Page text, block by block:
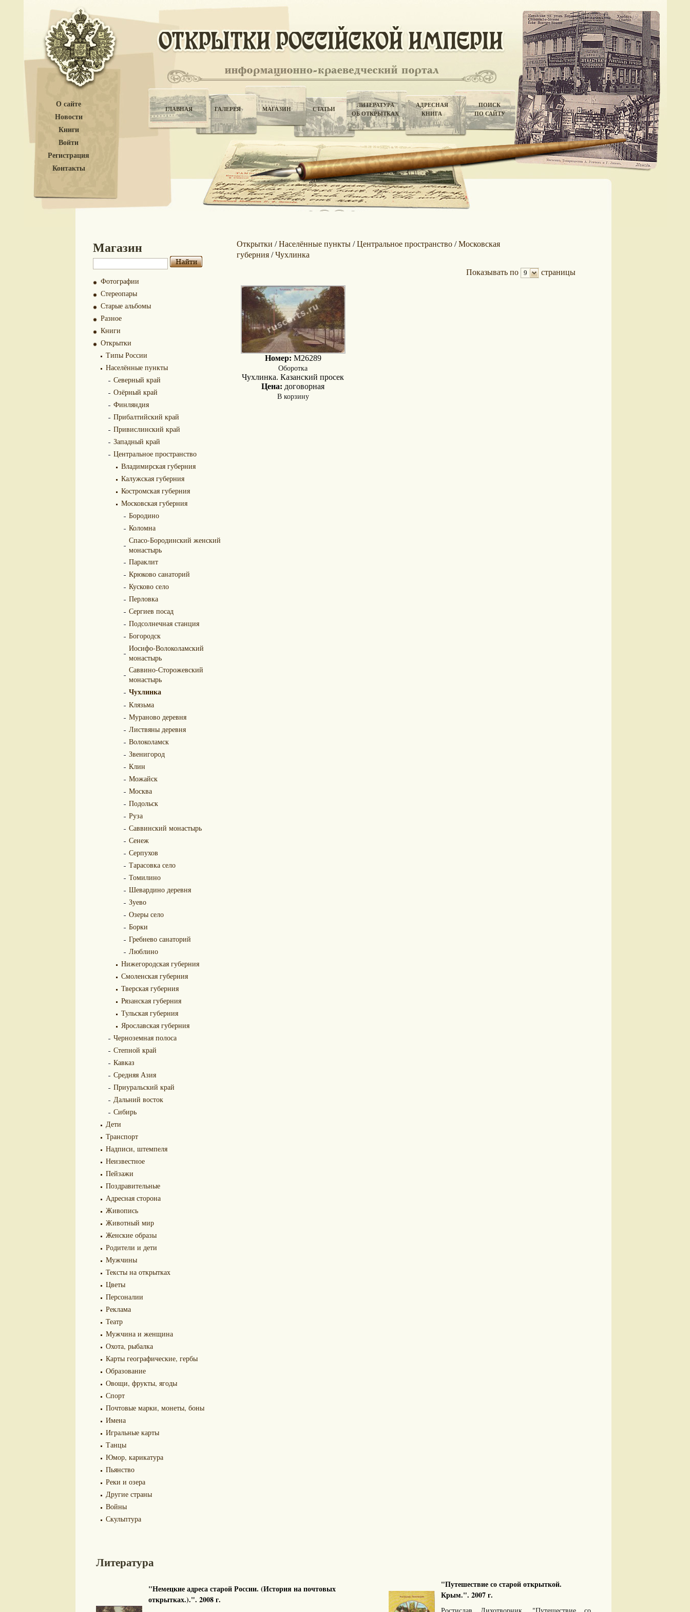
О сайте
Новости
Книги
Войти
Регистрация
Контакты
ГЛАВНАЯ ГАЛЕРЕЯ МАГАЗИН СТАТЬИ
ЛИТЕРАТУРА
ОБ ОТКРЫТКАХ
АДРЕСНАЯ
КНИГА
ПОИСК
ПО САЙТУ
Магазин
Фотографии
Стереопары
Старые альбомы
Разное
Книги
Открытки
Типы России
Населённые пункты
Северный край
Озёрный край
Финляндия
Прибалтийский край
Привислинский край
Западный край
Центральное пространство
Владимирская губерния
Калужская губерния
Костромская губерния
Московская губерния
Бородино
Коломна
Спасо-Бородинский женский
монастырь
Параклит
Крюково санаторий
Кусково село
Перловка
Сергиев посад
Подсолнечная станция
Богородск
Иосифо-Волоколамский
монастырь
Саввино-Сторожевский
монастырь
Чухлинка
Клязьма
Мураново деревня
Листвяны деревня
Волоколамск
Звенигород
Клин
Можайск
Москва
Подольск
Руза
Саввинский монастырь
Сенеж
Серпухов
Тарасовка село
Томилино
Шевардино деревня
Зуево
Озеры село
Борки
Гребнево санаторий
Люблино
Нижегородская губерния
Смоленская губерния
Тверская губерния
Рязанская губерния
Тульская губерния
Ярославская губерния
Черноземная полоса
Степной край
Кавказ
Средняя Азия
Приуральский край
Дальний восток
Сибирь
Дети
Транспорт
Надписи, штемпеля
Неизвестное
Пейзажи
Поздравительные
Адресная сторона
Живопись
Животный мир
Женские образы
Родители и дети
Мужчины
Тексты на открытках
Цветы
Персоналии
Реклама
Театр
Мужчина и женщина
Охота, рыбалка
Карты географические, гербы
Образование
Овощи, фрукты, ягоды
Спорт
Почтовые марки, монеты, боны
Имена
Игральные карты
Танцы
Юмор, карикатура
Пьянство
Реки и озера
Другие страны
Войны
Скульптура
Открытки /Населённые пункты/Центральное пространство/Московская
губерния/Чухлинка
Показывать по 9 страницы
Номер: M26289
Оборотка
Чухлинка. Казанский просек
Цена: договорная
В корзину
Литература
"Немецкие адреса старой России. (История на почтовых
открытках.).". 2008 г.
"Путешествие со старой открыткой.
Крым.". 2007 г.